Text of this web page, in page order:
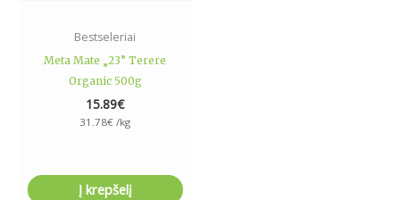
Bestseleriai
Meta Mate „23” Terere
Organic 500g
15.89€
31.78€ /kg
Į krepšelį